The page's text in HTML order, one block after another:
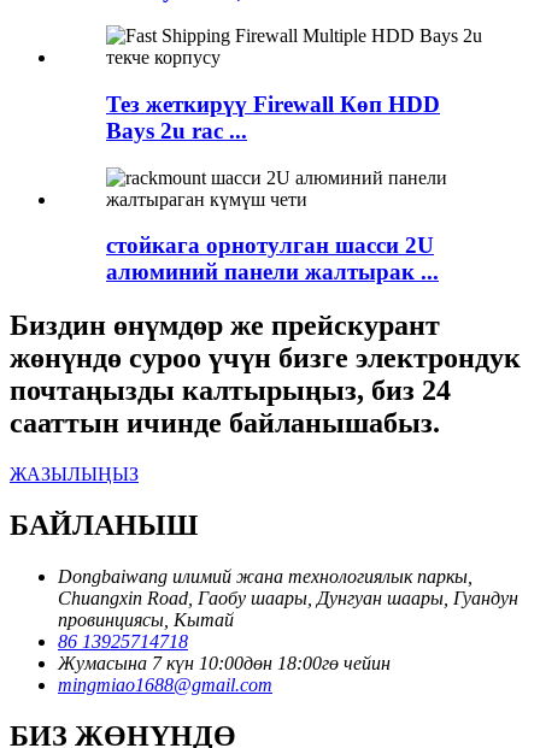
Тез жеткирүү Firewall Көп HDD
Bays 2u rac ...
стойкага орнотулган шасси 2U
алюминий панели жалтырак ...
Биздин өнүмдөр же прейскурант
жөнүндө суроо үчүн бизге электрондук
почтаңызды калтырыңыз, биз 24
сааттын ичинде байланышабыз.
ЖАЗЫЛЫҢЫЗ
БАЙЛАНЫШ
Dongbaiwang илимий жана технологиялык паркы,
Chuangxin Road, Гаобу шаары, Дунгуан шаары, Гуандун
провинциясы, Кытай
86 13925714718
Жумасына 7 күн 10:00дөн 18:00гө чейин
mingmiao1688@gmail.com
БИЗ ЖӨНҮНДӨ